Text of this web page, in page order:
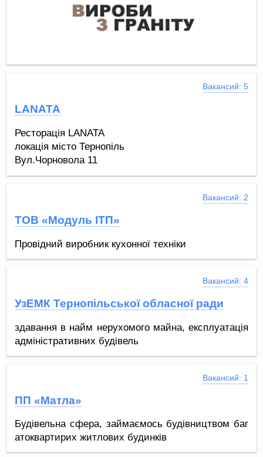
Вакансий: 5
LANATA
Ресторація LANATA
локація місто Тернопіль
Вул.Чорновола 11
Вул.Просвіти 6а
Вакансий: 2
ТОВ «Модуль ІТП»
Провідний виробник кухонної техніки
Вакансий: 4
УзЕМК Тернопільської обласної ради
здавання в найм нерухомого майна, експлуатація
адміністративних будівель
Вакансий: 1
ПП «Матла»
Будівельна сфера, займаємось будівництвом баг
атоквартирих житлових будинків